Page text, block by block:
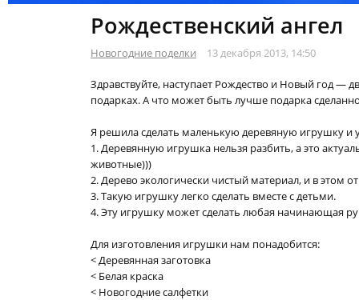
Рождественский ангел
Новогодние поделки 13 декабря 2013, 14:50
Здравствуйте, наступает Рождество и Новый год —
подарках. А что может быть лучше подарка
Я решила сделать маленькую деревяную игрушку и
1. Деревянную игрушка нельзя разбить, а это
животные)))
2. Дерево экологически чистый материал, и в этом
3. Такую игрушку легко сделать вместе с детьми.
4. Эту игрушку может сделать любая начинающая
Для изготовления игрушки нам понадобится:
< Деревянная заготовка
< Белая краска
< Новогодние салфетки